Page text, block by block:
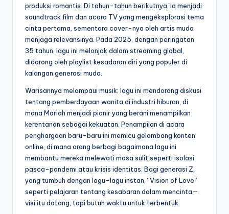
produksi romantis. Di tahun-tahun berikutnya, ia menjadi
soundtrack film dan acara TV yang mengeksplorasi tema
cinta pertama, sementara cover-nya oleh artis muda
menjaga relevansinya. Pada 2025, dengan peringatan
35 tahun, lagu ini melonjak dalam streaming global,
didorong oleh playlist kesadaran diri yang populer di
kalangan generasi muda.
Warisannya melampaui musik; lagu ini mendorong diskusi
tentang pemberdayaan wanita di industri hiburan, di
mana Mariah menjadi pionir yang berani menampilkan
kerentanan sebagai kekuatan. Penampilan di acara
penghargaan baru-baru ini memicu gelombang konten
online, di mana orang berbagi bagaimana lagu ini
membantu mereka melewati masa sulit seperti isolasi
pasca-pandemi atau krisis identitas. Bagi generasi Z,
yang tumbuh dengan lagu-lagu instan, “Vision of Love”
seperti pelajaran tentang kesabaran dalam mencinta—
visi itu datang, tapi butuh waktu untuk terbentuk.